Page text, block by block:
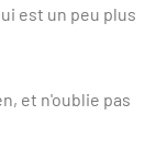
est un peu plus
et n'oublie pas